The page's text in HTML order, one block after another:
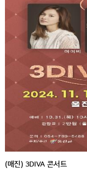
(매진) 3DIVA 콘서트